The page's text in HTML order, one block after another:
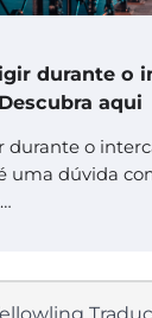
durante o
aqui
durante o
uma dúvida